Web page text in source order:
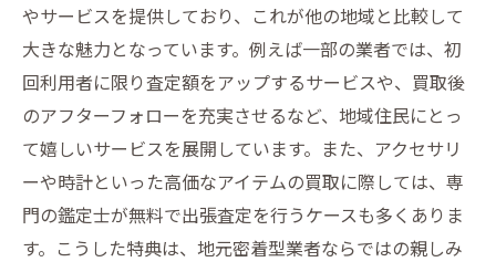
やサービスを提供しており、これが他の地域と比較して
大きな魅力となっています。例えば一部の業者では、初
回利用者に限り査定額をアップするサービスや、買取後
のアフターフォローを充実させるなど、地域住民にとっ
て嬉しいサービスを展開しています。また、アクセサリ
ーや時計といった高価なアイテムの買取に際しては、専
門の鑑定士が無料で出張査定を行うケースも多くありま
す。こうした特典は、地元密着型業者ならではの親しみ